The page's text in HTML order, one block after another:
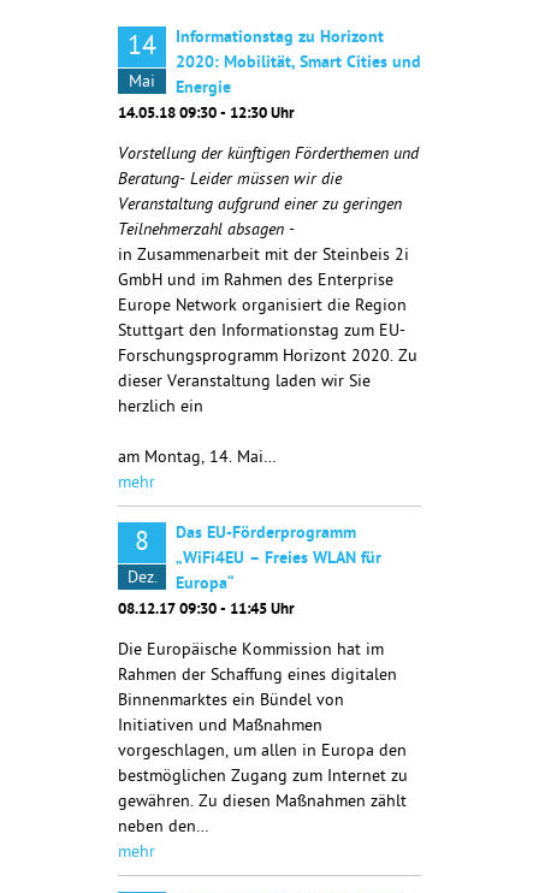
14
Mai
Informationstag zu Horizont
2020: Mobilität, Smart Cities und
Energie
14.05.18 09:30 - 12:30 Uhr
Vorstellung der künftigen Förderthemen und
Beratung- Leider müssen wir die
Veranstaltung aufgrund einer zu geringen
Teilnehmerzahl absagen -
in Zusammenarbeit mit der Steinbeis 2i
GmbH und im Rahmen des Enterprise
Europe Network organisiert die Region
Stuttgart den Informationstag zum EU-
Forschungsprogramm Horizont 2020. Zu
dieser Veranstaltung laden wir Sie
herzlich ein
am Montag, 14. Mai…
mehr
8
Dez.
Das EU-Förderprogramm
„WiFi4EU – Freies WLAN für
Europa“
08.12.17 09:30 - 11:45 Uhr
Die Europäische Kommission hat im
Rahmen der Schaffung eines digitalen
Binnenmarktes ein Bündel von
Initiativen und Maßnahmen
vorgeschlagen, um allen in Europa den
bestmöglichen Zugang zum Internet zu
gewähren. Zu diesen Maßnahmen zählt
neben den…
mehr